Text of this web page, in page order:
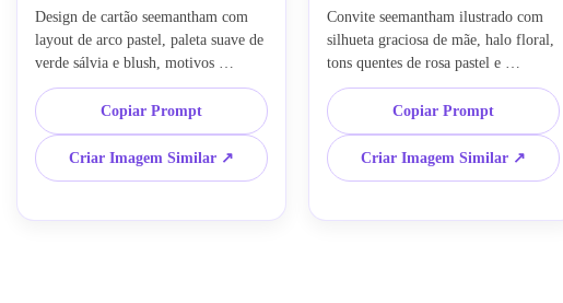
Design de cartão seemantham com
layout de arco pastel, paleta suave de
verde sálvia e blush, motivos
ornamentais indianos discretos,
detalhes florais minimalistas,
composição moderna e equilibrada,
centro elegante em branco para
nomes e data, acabamento de papel
estilo de convite editável com detalhe
Copiar Prompt
Criar Imagem Similar ↗
Convite seemantham ilustrado com
silhueta graciosa de mãe, halo floral,
tons quentes de rosa pastel e
dourado, detalhes cerimoniais
indianos elegantes, composição
feminina premium, layout
centralizado, atmosfera suave e
brilhante, traços artísticos detalhados,
estética apurada para cartão digital
Copiar Prompt
Criar Imagem Similar ↗